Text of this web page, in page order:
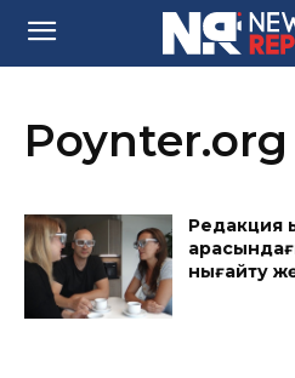
Poynter.org
Редакция
нығайту